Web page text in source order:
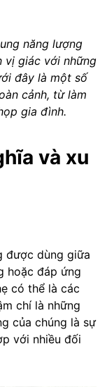
năng lượng
vị giác với những
đây là một số
cảnh, từ làm
gia đình.
và xu
được dùng giữa
hoặc đáp ứng
có thể là các
chí là những
của chúng là sự
với nhiều đối